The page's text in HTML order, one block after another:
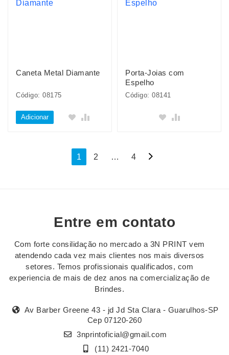
Caneta Metal Diamante
Código: 08175
Adicionar
Porta-Joias com
Espelho
Código: 08141
Navegação
1 2 … 4
Entre em contato
Com forte consilidação no mercado a 3N PRINT vem
atendendo cada vez mais clientes nos mais diversos
setores. Temos profissionais qualificados, com
experiencia de mais de dez anos na comercialização de
Brindes.
Av Barber Greene 43 - jd Jd Sta Clara - Guarulhos-SP
Cep 07120-260
3nprintoficial@gmail.com
(11) 2421-7040